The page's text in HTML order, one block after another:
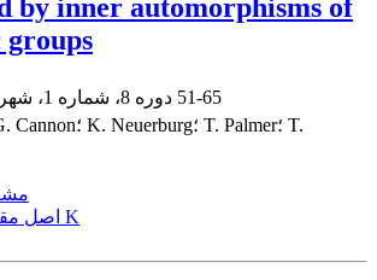
by inner automorphisms of
51-65
اصل 315.74 K